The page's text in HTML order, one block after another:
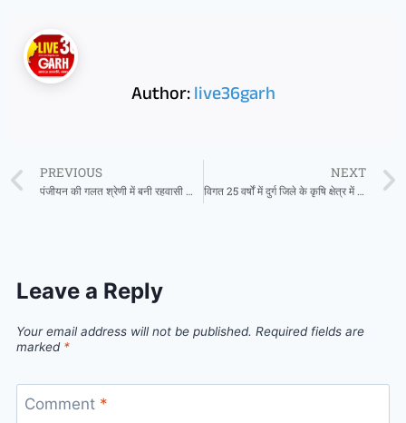
Author:live36garh
PREVIOUS
पंजीयन की गलत श्रेणी में बनी रहवासी सोसायटियों पर कार्रवाई
NEXT
विगत 25 वर्षों में दुर्ग जिले के कृषि क्षेत्र में ऐतिहासिक प्रगति
Leave a Reply
Your email address will not be published. Required fields are
marked *
Comment *